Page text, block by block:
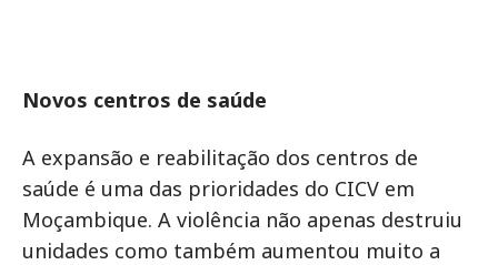
Novos centros de saúde
A expansão e reabilitação dos centros de
saúde é uma das prioridades do CICV em
Moçambique. A violência não apenas destruiu
unidades como também aumentou muito a